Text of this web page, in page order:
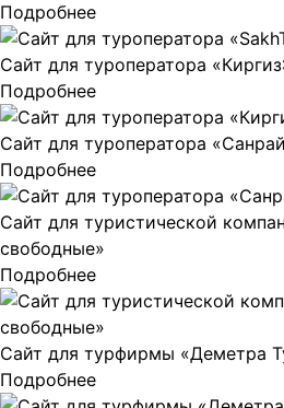
Подробнее
Сайт для туроператора
Подробнее
Сайт для туроператора
Подробнее
Сайт для туристической
свободные»
Подробнее
Сайт для турфирмы «Деметра
Подробнее